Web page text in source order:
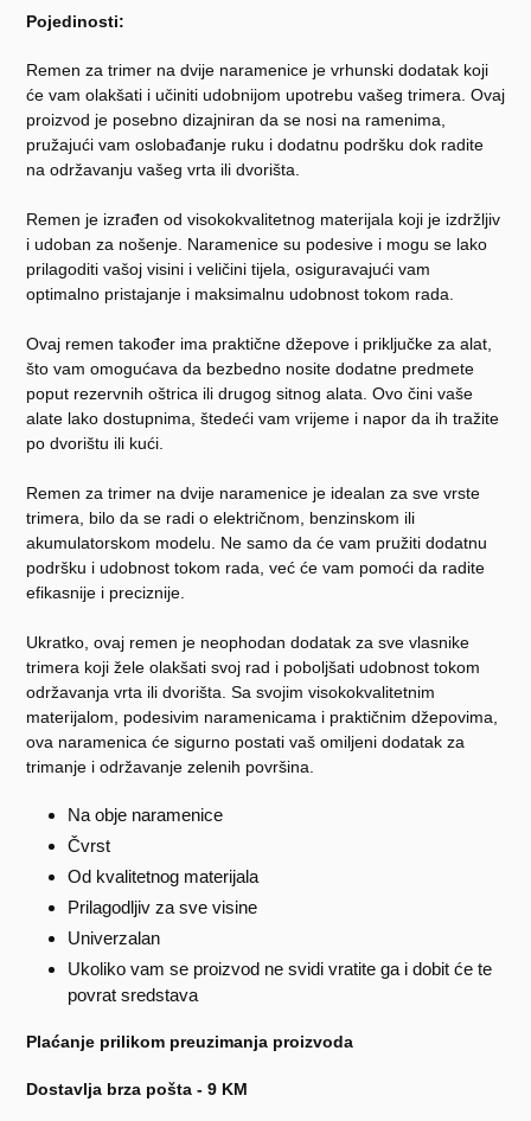
košaricu
Pojedinosti:
Remen za trimer na dvije naramenice je vrhunski dodatak koji
će vam olakšati i učiniti udobnijom upotrebu vašeg trimera. Ovaj
proizvod je posebno dizajniran da se nosi na ramenima,
pružajući vam oslobađanje ruku i dodatnu podršku dok radite
na održavanju vašeg vrta ili dvorišta.
Remen je izrađen od visokokvalitetnog materijala koji je izdržljiv
i udoban za nošenje. Naramenice su podesive i mogu se lako
prilagoditi vašoj visini i veličini tijela, osiguravajući vam
optimalno pristajanje i maksimalnu udobnost tokom rada.
Ovaj remen također ima praktične džepove i priključke za alat,
što vam omogućava da bezbedno nosite dodatne predmete
poput rezervnih oštrica ili drugog sitnog alata. Ovo čini vaše
alate lako dostupnima, štedeći vam vrijeme i napor da ih tražite
po dvorištu ili kući.
Remen za trimer na dvije naramenice je idealan za sve vrste
trimera, bilo da se radi o električnom, benzinskom ili
akumulatorskom modelu. Ne samo da će vam pružiti dodatnu
podršku i udobnost tokom rada, već će vam pomoći da radite
efikasnije i preciznije.
Ukratko, ovaj remen je neophodan dodatak za sve vlasnike
trimera koji žele olakšati svoj rad i poboljšati udobnost tokom
održavanja vrta ili dvorišta. Sa svojim visokokvalitetnim
materijalom, podesivim naramenicama i praktičnim džepovima,
ova naramenica će sigurno postati vaš omiljeni dodatak za
trimanje i održavanje zelenih površina.
Na obje naramenice
Čvrst
Od kvalitetnog materijala
Prilagodljiv za sve visine
Univerzalan
Ukoliko vam se proizvod ne svidi vratite ga i dobit će te
povrat sredstava
Plaćanje prilikom preuzimanja proizvoda
Dostavlja brza pošta - 9 KM